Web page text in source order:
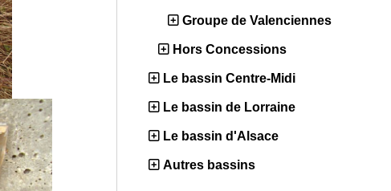
Groupe de Valenciennes
Hors Concessions
Le bassin Centre-Midi
Le bassin de Lorraine
Le bassin d'Alsace
Autres bassins